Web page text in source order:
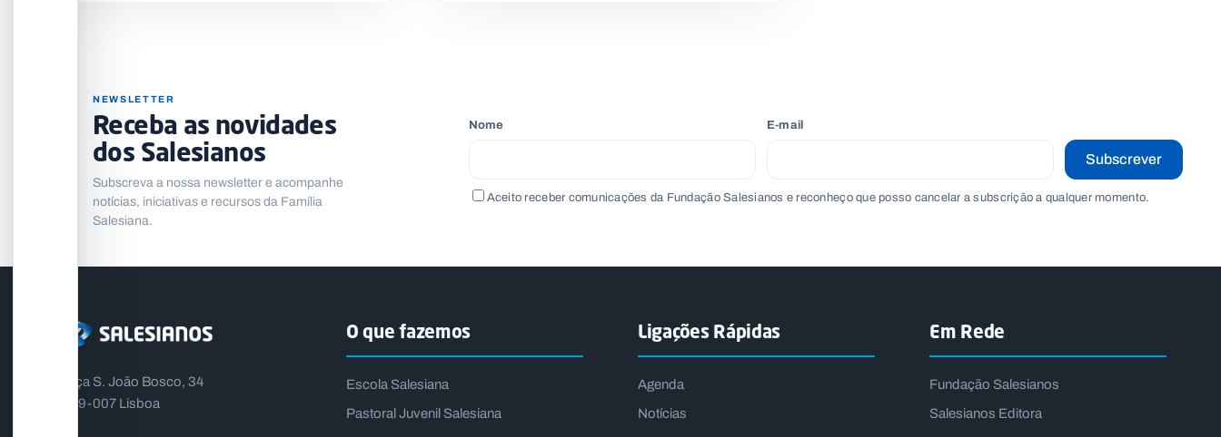
NEWSLETTER
Receba as novidades
dos Salesianos
Subscreva a nossa newsletter e acompanhe
notícias, iniciativas e recursos da Família
Salesiana.
Nome E-mail
Aceito receber comunicações da Fundação Salesianos e reconheço que posso cancelar a subscrição a qualquer momento.
Subscrever
Praça S. João Bosco, 34
1399-007 Lisboa
O que fazemos
Escola Salesiana
Pastoral Juvenil Salesiana
Ligações Rápidas
Agenda
Notícias
Em Rede
Fundação Salesianos
Salesianos Editora